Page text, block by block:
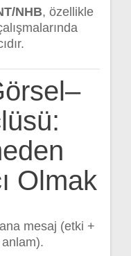
NHB, özellikle
Olmak
mesaj (etki +